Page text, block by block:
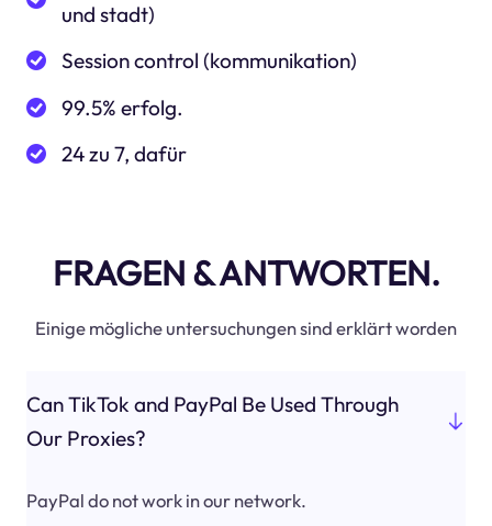
und stadt)
Session control (kommunikation)
99.5% erfolg.
24 zu 7, dafür
FRAGEN & ANTWORTEN.
Einige mögliche untersuchungen sind erklärt worden
Can TikTok and PayPal Be Used Through
Our Proxies?
PayPal do not work in our network.